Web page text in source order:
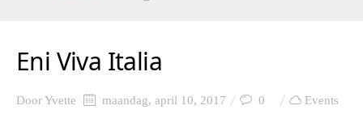
Eni Viva Italia
DoorYvette maandag, april 10, 2017 0
Events